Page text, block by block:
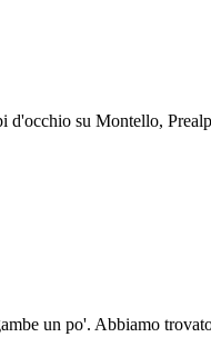
su Montello,
un po'. Abbiamo